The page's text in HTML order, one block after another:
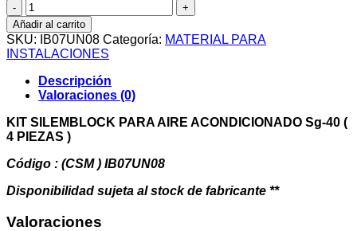
Kit
Silemblock
Aire
Acondicionado
Sg-
40
4
Piezas
cantidad
Añadir al carrito
SKU: IB07UN08 Categoría: MATERIAL PARA
INSTALACIONES
Descripción
Valoraciones (0)
KIT SILEMBLOCK PARA AIRE ACONDICIONADO Sg-40 (
4 PIEZAS )
Código : (CSM ) IB07UN08
Disponibilidad sujeta al stock de fabricante **
Valoraciones